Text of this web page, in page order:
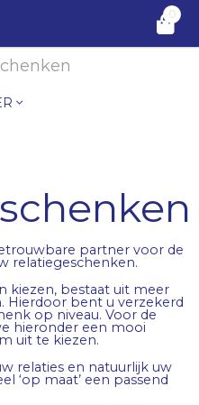
0
partner voor de
relatiegeschenken.
kiezen, bestaat uit meer
Hierdoor bent u verzekerd
op niveau. Voor de
hieronder een mooi
uit te kiezen.
relaties en natuurlijk uw
‘op maat’ een passend